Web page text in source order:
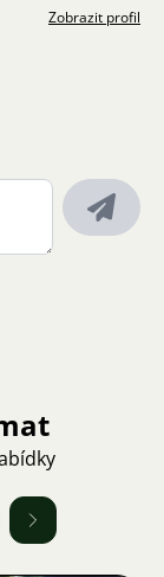
Zobrazit profil